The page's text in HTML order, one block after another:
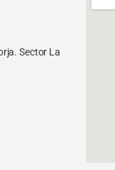
Sector La